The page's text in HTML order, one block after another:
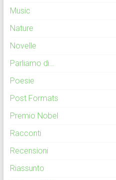
Music
Nature
Novelle
Parliamo di…
Poesie
Post Formats
Premio Nobel
Racconti
Recensioni
Riassunto